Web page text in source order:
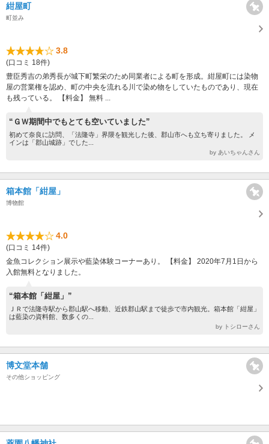
紺屋町
町並み
3.8
(口コミ 18件)
豊臣秀吉の弟秀長が城下町繁栄のため同業者による町を形成。紺屋町には染物
屋の営業権を認め、町の中央を流れる川で染め物をしていたものであり、現在
も残っている。 【料金】 無料 ...
“ＧＷ期間中でもとても空いていました”
初めて奈良に訪問、「法隆寺」界隈を観光した後、郡山市へも立ち寄りました。 メ
インは「郡山城跡」でした...
by あいちゃんさん
箱本館「紺屋」
博物館
4.0
(口コミ 14件)
金魚コレクション展示や藍染体験コーナーあり。 【料金】 2020年7月1日から
入館無料となりました。
“箱本館「紺屋」”
ＪＲで法隆寺駅から郡山駅へ移動、近鉄郡山駅まで徒歩で市内観光。箱本館「紺屋」
は藍染の資料館、数多くの...
by トシローさん
博文堂本舗
その他ショッピング